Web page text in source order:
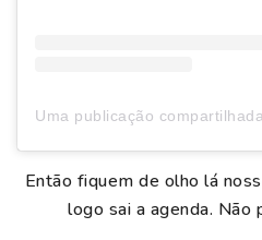
Então fiquem de olho lá
logo sai a agenda. Não